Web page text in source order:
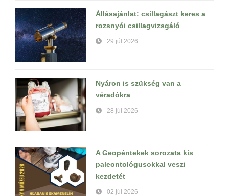
Állásajánlat: csillagászt keres a
rozsnyói csillagvizsgáló
29 júl 2026
Nyáron is szükség van a
véradókra
28 júl 2026
A Geopéntekek sorozata kis
paleontológusokkal veszi
kezdetét
02 júl 2026